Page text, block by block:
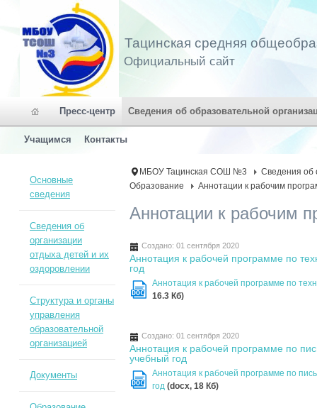
Тацинская средняя
Официальный сайт
Пресс-центр Сведения об образовательной
Учащимся Контакты
МБОУ Тацинская СОШ №3
Сведения об
Образование
Аннотации к рабочим
Аннотации к рабочим
Создано: 01 сентября 2020
Аннотация к рабочей программе по
год
DOC
Аннотация к рабочей программе по
16.3 Кб)
Создано: 01 сентября 2020
Аннотация к рабочей программе по
учебный год
DOC
Аннотация к рабочей программе по
год(docx, 18 Кб)
Основные
сведения
Сведения об
организации
отдыха детей и их
оздоровлении
Структура и органы
управления
образовательной
организацией
Документы